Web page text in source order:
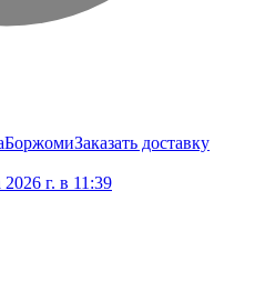
БоржомиЗаказать доставку
2026 г. в 11:39